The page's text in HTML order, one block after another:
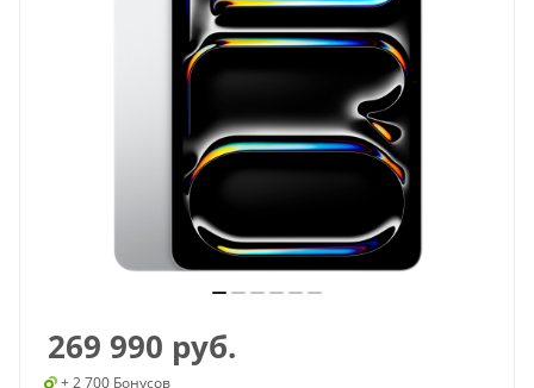
269 990 руб.
+ 2 700 Бонусов